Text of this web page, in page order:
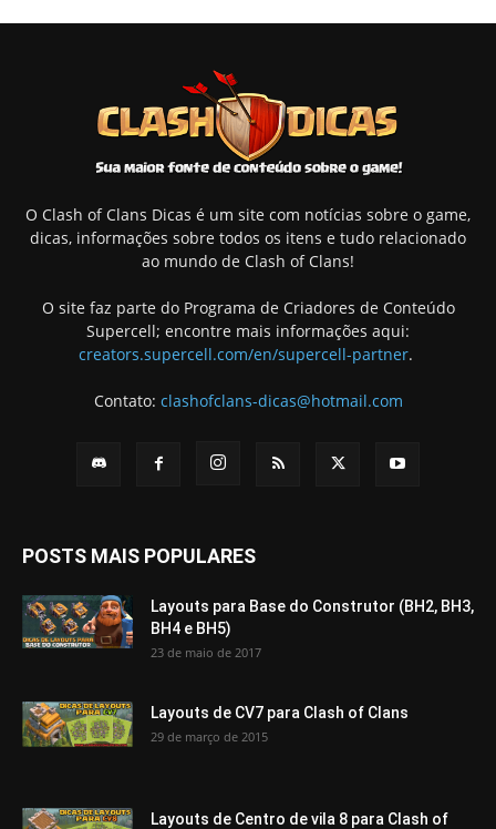
O Clash of Clans Dicas é um site com notícias sobre o game,
dicas, informações sobre todos os itens e tudo relacionado
ao mundo de Clash of Clans!
O site faz parte do Programa de Criadores de Conteúdo
Supercell; encontre mais informações aqui:
creators.supercell.com/en/supercell-partner.
Contato: clashofclans-dicas@hotmail.com
POSTS MAIS POPULARES
Layouts para Base do Construtor (BH2, BH3,
BH4 e BH5)
23 de maio de 2017
Layouts de CV7 para Clash of Clans
29 de março de 2015
Layouts de Centro de vila 8 para Clash of